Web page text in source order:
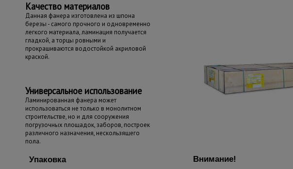
Качество материалов
Данная фанера изготовлена из шпона
березы - самого прочного и одновременно
легкого материала, ламинация получается
гладкой, а торцы ровными и
прокрашиваются водостойкой акриловой
краской.
Универсальное использование
Ламинированная фанера может
использоваться не только в монолитном
строительстве, но и для сооружения
погрузочных площадок, заборов, построек
различного назначения, нескользящего
пола.
Упаковка Внимание!